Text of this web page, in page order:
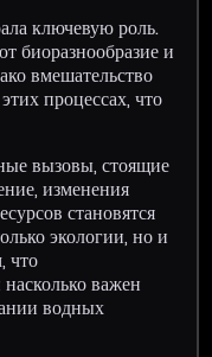
ключевую роль.
биоразнообразие и
вмешательство
процессах, что
вызовы, стоящие
изменения
становятся
экологии, но и
что
важен
водных